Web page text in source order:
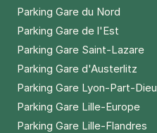
Parking Gare du Nord
Parking Gare de l'Est
Parking Gare Saint-Lazare
Parking Gare d'Austerlitz
Parking Gare Lyon-Part-Dieu
Parking Gare Lille-Europe
Parking Gare Lille-Flandres